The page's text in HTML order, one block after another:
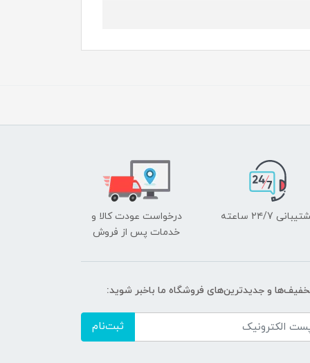
۲۴/7 ساعته
درخواست عودت کالا و
خدمات پس از فروش
و جدیدترین‌های فروشگاه ما باخبر شوید:
ثبت‌نام